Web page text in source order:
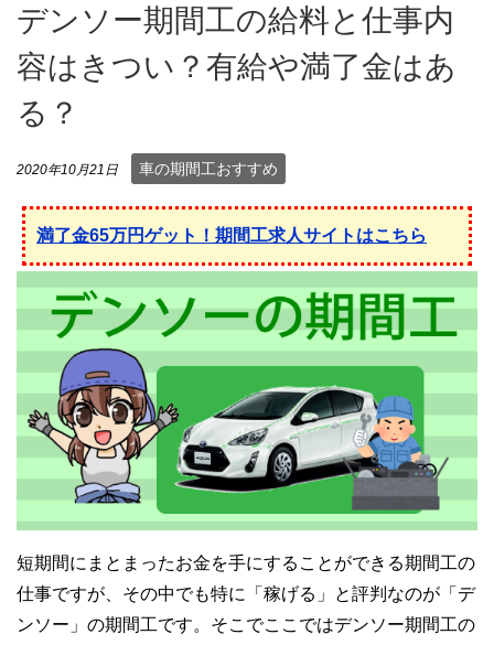
デンソー期間工の給料と仕事内
容はきつい？有給や満了金はあ
る？
2020年10月21日 車の期間工おすすめ
満了金65万円ゲット！期間工求人サイトはこちら
短期間にまとまったお金を手にすることができる期間工の
仕事ですが、その中でも特に「稼げる」と評判なのが「デ
ンソー」の期間工です。そこでここではデンソー期間工の